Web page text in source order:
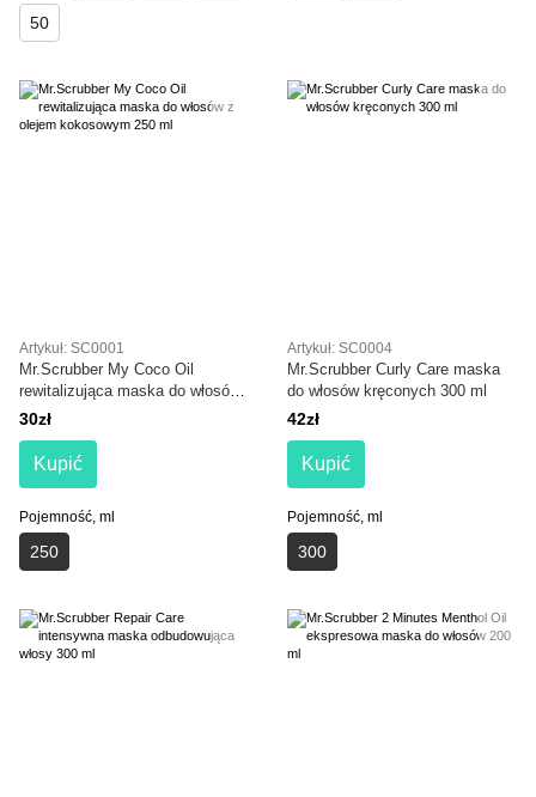
50
Artykuł: SC0001
Mr.Scrubber My Coco Oil
rewitalizująca maska do włosów
z olejem kokosowym 250 ml
30zł
Kupić
Pojemność, ml
250
Artykuł: SC0004
Mr.Scrubber Curly Сare maska
do włosów kręconych 300 ml
42zł
Kupić
Pojemność, ml
300